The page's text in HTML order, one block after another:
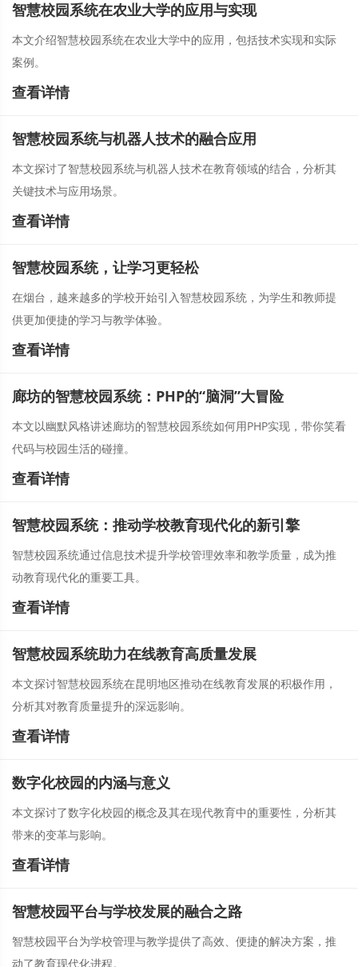
智慧校园系统在农业大学的应用与实现
本文介绍智慧校园系统在农业大学中的应用，包括技术实现和实际
案例。
查看详情
智慧校园系统与机器人技术的融合应用
本文探讨了智慧校园系统与机器人技术在教育领域的结合，分析其
关键技术与应用场景。
查看详情
智慧校园系统，让学习更轻松
在烟台，越来越多的学校开始引入智慧校园系统，为学生和教师提
供更加便捷的学习与教学体验。
查看详情
廊坊的智慧校园系统：PHP的“脑洞”大冒险
本文以幽默风格讲述廊坊的智慧校园系统如何用PHP实现，带你笑看
代码与校园生活的碰撞。
查看详情
智慧校园系统：推动学校教育现代化的新引擎
智慧校园系统通过信息技术提升学校管理效率和教学质量，成为推
动教育现代化的重要工具。
查看详情
智慧校园系统助力在线教育高质量发展
本文探讨智慧校园系统在昆明地区推动在线教育发展的积极作用，
分析其对教育质量提升的深远影响。
查看详情
数字化校园的内涵与意义
本文探讨了数字化校园的概念及其在现代教育中的重要性，分析其
带来的变革与影响。
查看详情
智慧校园平台与学校发展的融合之路
智慧校园平台为学校管理与教学提供了高效、便捷的解决方案，推
动了教育现代化进程。